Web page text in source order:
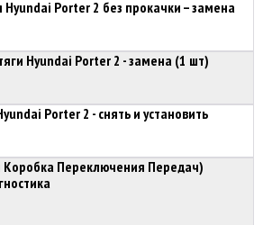
Hyundai Porter 2 без прокачки – замена
Hyundai Porter 2 - замена (1 шт)
Porter 2 - снять и установить
Переключения Передач)